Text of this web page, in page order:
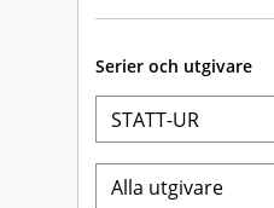
Serier och utgivare